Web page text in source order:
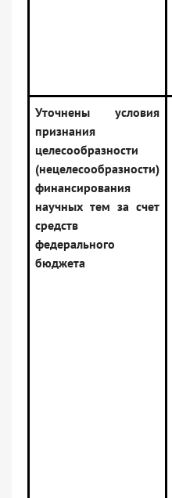
Уточнены условия
признания
целесообразности
(нецелесообразности)
финансирования
научных тем за счет
средств
федерального
бюджета